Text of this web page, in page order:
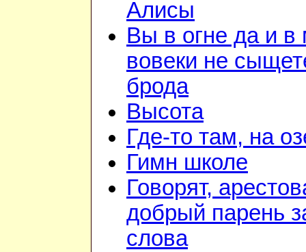
Алисы
Вы в огне да и в
вовеки не
брода
Высота
Где-то там, на
Гимн школе
Говорят,
добрый парень
слова